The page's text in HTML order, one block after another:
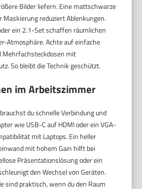
Bilder liefern. Eine mattschwarze
Maskierung reduziert Ablenkungen.
ein 2.1-Set schaffen räumlichen
Atmosphäre. Achte auf einfache
Mehrfachsteckdosen mit
So bleibt die Technik geschützt.
im Arbeitszimmer
du schnelle Verbindung und
wie USB-C auf HDMI oder ein VGA-
mit Laptops. Ein heller
mit hohem Gain hilft bei
Präsentationslösung oder ein
den Wechsel von Geräten.
sind praktisch, wenn du den Raum